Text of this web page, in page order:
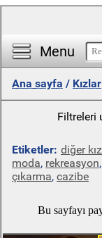
Menu
Ana sayfa / Kızlar
Filtreleri
Etiketler: diğer
moda, rekreasyon,
çıkarma, cazibe